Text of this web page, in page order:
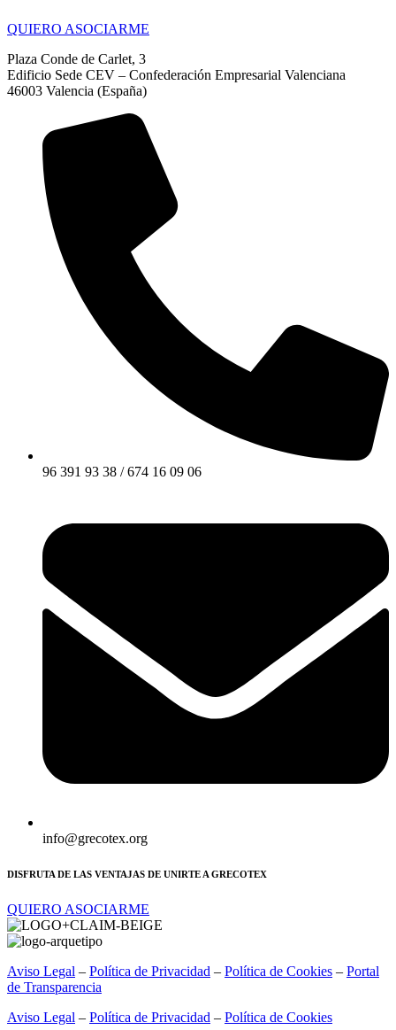
QUIERO ASOCIARME
Plaza Conde de Carlet, 3
Edificio Sede CEV – Confederación Empresarial Valenciana
46003 Valencia (España)
96 391 93 38 / 674 16 09 06
info@grecotex.org
DISFRUTA DE LAS VENTAJAS DE UNIRTE A GRECOTEX
QUIERO ASOCIARME
Aviso Legal – Política de Privacidad – Política de Cookies – Portal
de Transparencia
Aviso Legal – Política de Privacidad – Política de Cookies